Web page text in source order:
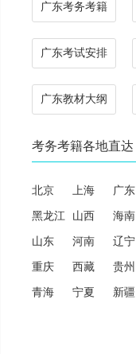
广东考务考籍
广东考试安排
广东教材大纲
考务考籍各地直达
北京 上海 广东
黑龙江 山西 海南
山东 河南 辽宁
重庆 西藏 贵州
青海 宁夏 新疆